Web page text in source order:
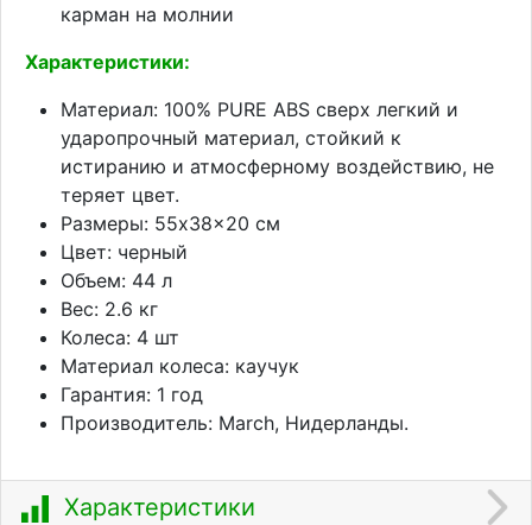
карман на молнии
Характеристики:
Материал: 100% PURE ABS сверх легкий и
ударопрочный материал, стойкий к
истиранию и атмосферному воздействию, не
теряет цвет.
Размеры: 55x38x20 см
Цвет: черный
Объем: 44 л
Вес: 2.6 кг
Колеса: 4 шт
Материал колеса: каучук
Гарантия: 1 год
Производитель: March, Нидерланды.
Характеристики